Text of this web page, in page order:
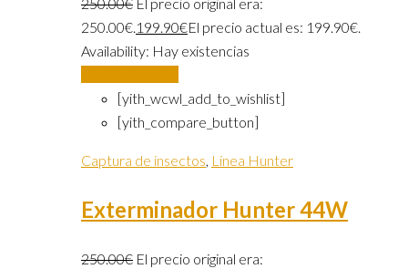
250.00€.199.90€El precio actual es: 199.90€.
Availability: Hay existencias
[yith_wcwl_add_to_wishlist]
[yith_compare_button]
Captura de insectos, Linea Hunter
Exterminador Hunter 44W
250.00€ El precio original era: